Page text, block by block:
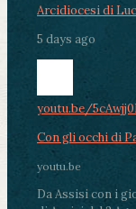
Arcidiocesi di
5 days ago
youtu.be/
Con gli occhi di
youtu.be
Da Assisi con i